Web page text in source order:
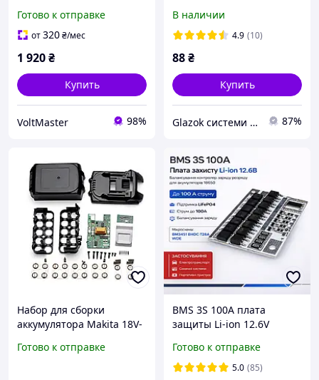
Готово к отправке
от320₴/мес
1 920₴
Купить
VoltMaster 98%
контроллер заряда
разряда модуль BMS для
В наличии
4.9 (10)
88₴
Купить
Glazok системи безпеки 87%
Набор для сборки
аккумулятора Makita 18V-
Корпус батареи с
Готово к отправке
BMS 3S 100A плата
защиты Li-ion 12.6V
заряда разряда для
аккумуляторов 18650
Готово к отправке
5.0 (85)